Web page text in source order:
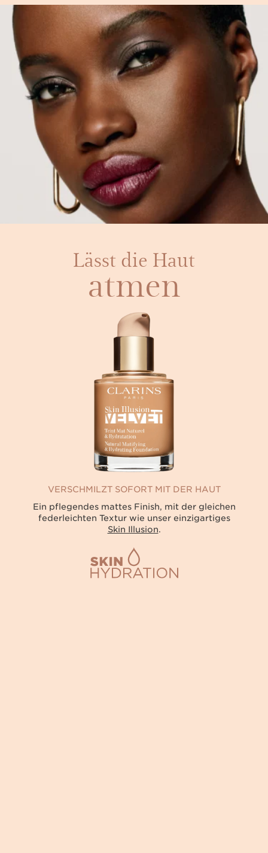
Lässt die Haut
atmen
VERSCHMILZT SOFORT MIT DER HAUT
Ein pflegendes mattes Finish, mit der gleichen
federleichten Textur wie unser einzigartiges
Skin Illusion.